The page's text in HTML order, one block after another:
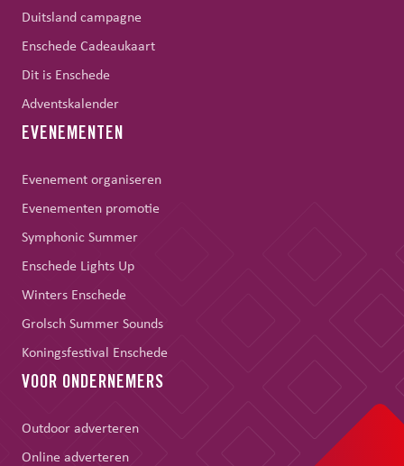
Duitsland campagne
Enschede Cadeaukaart
Dit is Enschede
Adventskalender
EVENEMENTEN
Evenement organiseren
Evenementen promotie
Symphonic Summer
Enschede Lights Up
Winters Enschede
Grolsch Summer Sounds
Koningsfestival Enschede
VOOR ONDERNEMERS
Outdoor adverteren
Online adverteren